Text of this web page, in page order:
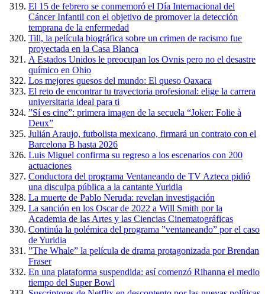
El 15 de febrero se conmemoró el Día Internacional del
Cáncer Infantil con el objetivo de promover la detección
temprana de la enfermedad
Till, la película biográfica sobre un crimen de racismo fue
proyectada en la Casa Blanca
A Estados Unidos le preocupan los Ovnis pero no el desastre
químico en Ohio
Los mejores quesos del mundo: El queso Oaxaca
El reto de encontrar tu trayectoria profesional: elige la carrera
universitaria ideal para ti
”Sí es cine”: primera imagen de la secuela “Joker: Folie à
Deux”
Julián Araujo, futbolista mexicano, firmará un contrato con el
Barcelona B hasta 2026
Luis Miguel confirma su regreso a los escenarios con 200
actuaciones
Conductora del programa Ventaneando de TV Azteca pidió
una disculpa pública a la cantante Yuridia
La muerte de Pablo Neruda: revelan investigación
La sanción en los Oscar de 2022 a Will Smith por la
Academia de las Artes y las Ciencias Cinematográficas
Continúa la polémica del programa ”ventaneando” por el caso
de Yuridia
”The Whale” la película de drama protagonizada por Brendan
Fraser
En una plataforma suspendida: así comenzó Rihanna el medio
tiempo del Super Bowl